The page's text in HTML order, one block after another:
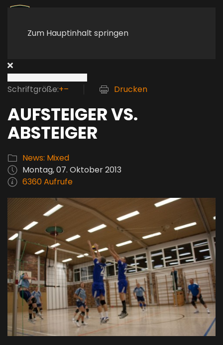
Zum Hauptinhalt springen
Schriftgröße:+– Drucken
AUFSTEIGER VS.
ABSTEIGER
News: Mixed
Montag, 07. Oktober 2013
6360 Aufrufe